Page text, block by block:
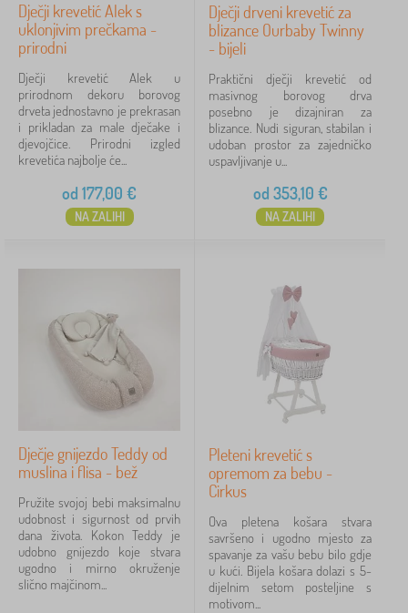
Dječji krevetić Alek s
uklonjivim prečkama -
prirodni
Dječji krevetić Alek u
prirodnom dekoru borovog
drveta jednostavno je prekrasan
i prikladan za male dječake i
djevojčice. Prirodni izgled
krevetića najbolje će...
od 177,00 €
NA ZALIHI
Dječji drveni krevetić za
blizance Ourbaby Twinny
- bijeli
Praktični dječji krevetić od
masivnog borovog drva
posebno je dizajniran za
blizance. Nudi siguran, stabilan i
udoban prostor za zajedničko
uspavljivanje u...
od 353,10 €
NA ZALIHI
Dječje gnijezdo Teddy od
muslina i flisa - bež
Pružite svojoj bebi maksimalnu
udobnost i sigurnost od prvih
dana života. Kokon Teddy je
udobno gnijezdo koje stvara
ugodno i mirno okruženje
slično majčinom...
Pleteni krevetić s
opremom za bebu -
Cirkus
Ova pletena košara stvara
savršeno i ugodno mjesto za
spavanje za vašu bebu bilo gdje
u kući. Bijela košara dolazi s 5-
dijelnim setom posteljine s
motivom...